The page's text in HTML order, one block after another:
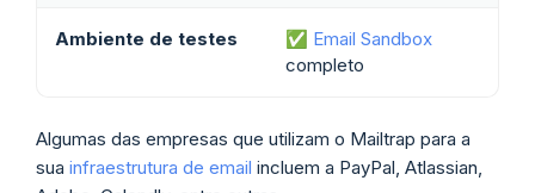
Ambiente de testes ✅ Email Sandbox
completo
Algumas das empresas que utilizam o Mailtrap para a
sua infraestrutura de email incluem a PayPal, Atlassian,